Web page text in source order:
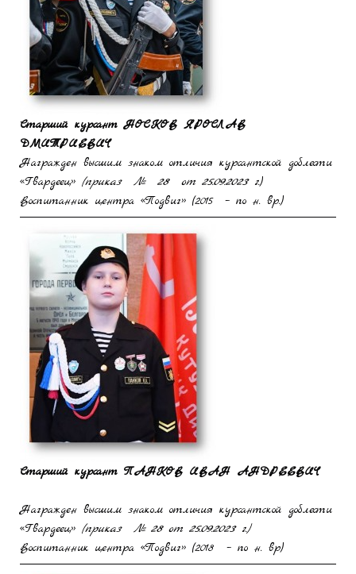
Старший курсантНОСКОВ ЯРОСЛАВ
ДМИТРИЕВИЧ
Награжден высшим знаком отличия курсантской доблести
«Гвардеец» (приказ № 28 от 25.09.2023 г.)
Воспитанник центра «Подвиг» (2015 – по н. вр.)
Старший курсант ПАНКОВ ИВАН АНДРЕЕВИЧ
Награжден высшим знаком отличия курсантской доблести
«Гвардеец» (приказ № 28 от 25.09.2023 г.)
Воспитанник центра «Подвиг» (2018 – по н. вр)